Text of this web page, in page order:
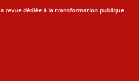
revue dédiée à la transformation publique